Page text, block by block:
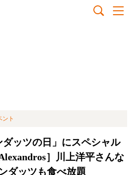
ント
ダッツの日」にスペシャル
］川上洋平さんな
ダッツも食べ放題